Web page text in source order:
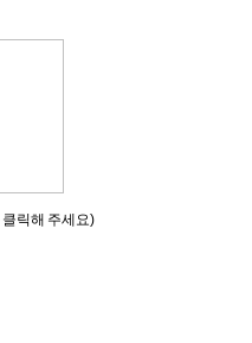
릭해 주세요)